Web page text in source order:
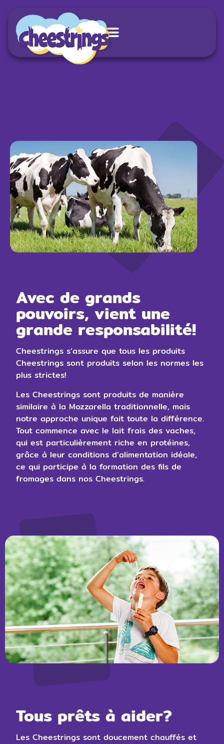
Avec de grands
pouvoirs, vient une
grande responsabilité!
Cheestrings s’assure que tous les produits
Cheestrings sont produits selon les normes les
plus strictes!
Les Cheestrings sont produits de manière
similaire à la Mozzarella traditionnelle, mais
notre approche unique fait toute la différence.
Tout commence avec le lait frais des vaches,
qui est particulièrement riche en protéines,
grâce à leur conditions d’alimentation idéale,
ce qui participe à la formation des fils de
fromages dans nos Cheestrings.
Tous prêts à aider?
Les Cheestrings sont doucement chauffés et